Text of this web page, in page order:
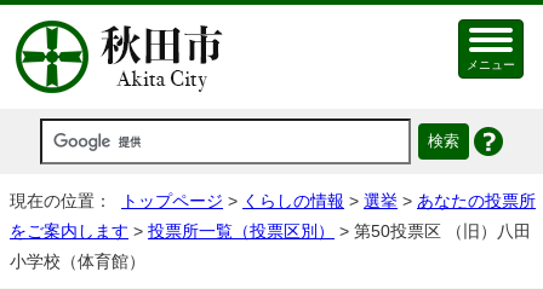
メニュー
現在の位置： トップページ > くらしの情報 > 選挙 > あなたの投票所
をご案内します > 投票所一覧（投票区別）
> 第50投票区 （旧）八田
小学校（体育館）